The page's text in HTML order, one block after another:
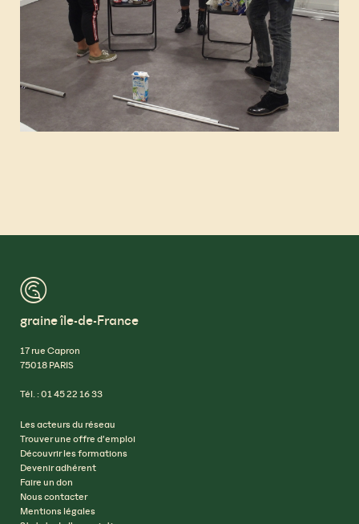
™
graine île-de-France
17 rue Capron
75018 PARIS
Tél. : 01 45 22 16 33
Les acteurs du réseau
Trouver une offre d’emploi
Découvrir les formations
Devenir adhérent
Faire un don
Nous contacter
Mentions légales